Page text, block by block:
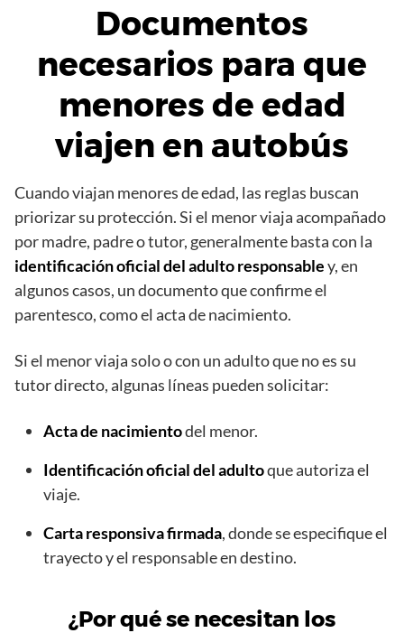
Documentos
necesarios para que
menores de edad
viajen en autobús
Cuando viajan menores de edad, las reglas buscan
priorizar su protección. Si el menor viaja acompañado
por madre, padre o tutor, generalmente basta con la
identificación oficial del adulto responsabley, en
algunos casos, un documento que confirme el
parentesco, como el acta de nacimiento.
Si el menor viaja solo o con un adulto que no es su
tutor directo, algunas líneas pueden solicitar:
Acta de nacimientodel menor.
Identificación oficial del adultoque autoriza el
viaje.
Carta responsiva firmada, donde se especifique el
trayecto y el responsable en destino.
¿Por qué se necesitan los